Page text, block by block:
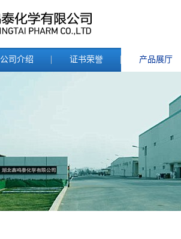
公司介绍 证书荣誉 产品展厅